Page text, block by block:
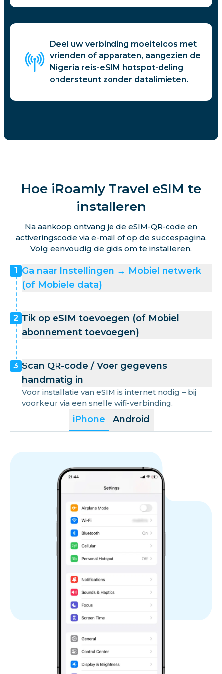
Deel uw verbinding moeiteloos met
vrienden of apparaten, aangezien de
Nigeria reis-eSIM hotspot-deling
ondersteunt zonder datalimieten.
Hoe iRoamly Travel eSIM te
installeren
Na aankoop ontvang je de eSIM-QR-code en
activeringscode via e-mail of op de succespagina.
Volg eenvoudig de gids om te installeren.
iPhone Android
1 Ga naar Instellingen → Mobiel netwerk
(of Mobiele data)
2 Tik op eSIM toevoegen (of Mobiel
abonnement toevoegen)
3 Scan QR-code / Voer gegevens
handmatig in
Voor installatie van eSIM is internet nodig – bij
voorkeur via een snelle wifi-verbinding.